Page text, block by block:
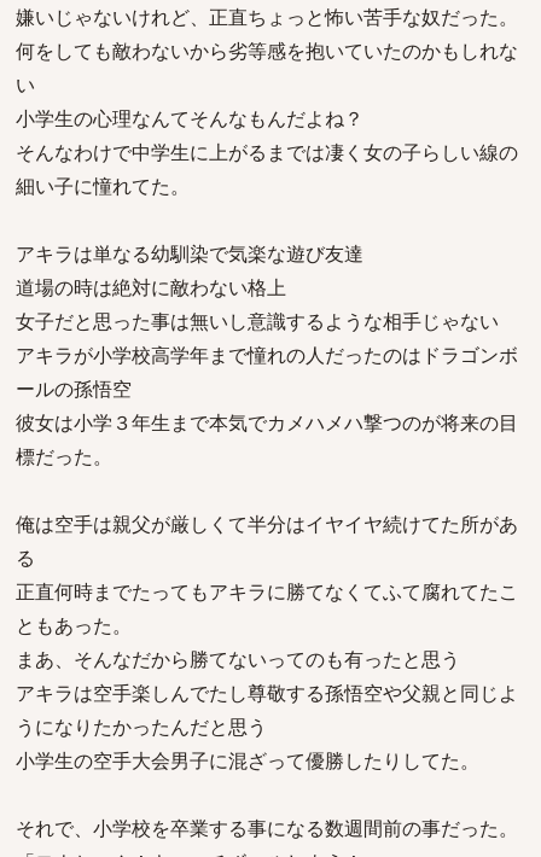
嫌いじゃないけれど、正直ちょっと怖い苦手な奴だった。
何をしても敵わないから劣等感を抱いていたのかもしれな
い
小学生の心理なんてそんなもんだよね？
そんなわけで中学生に上がるまでは凄く女の子らしい線の
細い子に憧れてた。
アキラは単なる幼馴染で気楽な遊び友達
道場の時は絶対に敵わない格上
女子だと思った事は無いし意識するような相手じゃない
アキラが小学校高学年まで憧れの人だったのはドラゴンボ
ールの孫悟空
彼女は小学３年生まで本気でカメハメハ撃つのが将来の目
標だった。
俺は空手は親父が厳しくて半分はイヤイヤ続けてた所があ
る
正直何時までたってもアキラに勝てなくてふて腐れてたこ
ともあった。
まあ、そんなだから勝てないってのも有ったと思う
アキラは空手楽しんでたし尊敬する孫悟空や父親と同じよ
うになりたかったんだと思う
小学生の空手大会男子に混ざって優勝したりしてた。
それで、小学校を卒業する事になる数週間前の事だった。